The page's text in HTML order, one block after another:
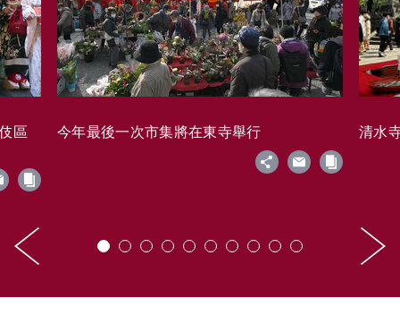
區 今年最後一次市集將在東寺舉行 清水